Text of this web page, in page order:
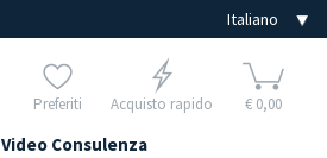
Preferiti Acquisto rapido € 0,00
Video Consulenza